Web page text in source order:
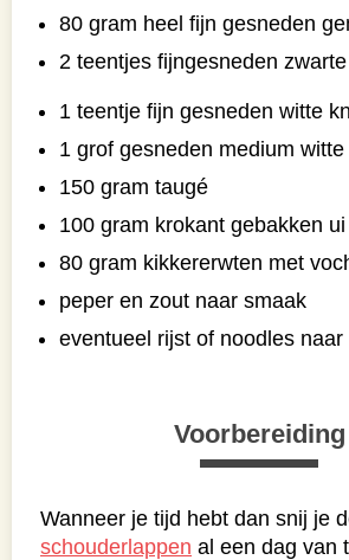
80 gram heel fijn gesneden
2 teentjes fijngesneden
1 teentje fijn gesneden witte
1 grof gesneden medium witte
150 gram taugé
100 gram krokant gebakken ui
80 gram kikkererwten met
peper en zout naar smaak
eventueel rijst of noodles naar
Voorbereiding
Wanneer je tijd hebt dan snij je
schouderlappen al een dag van